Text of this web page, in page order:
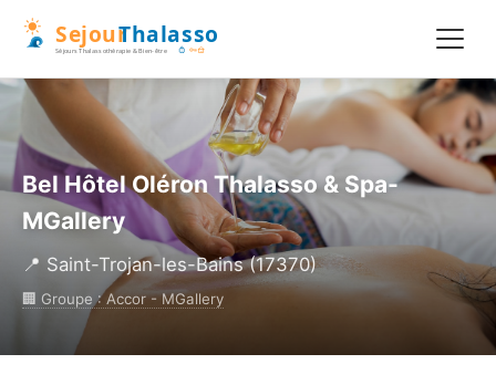
Bel Hôtel Oléron Thalasso & Spa-
MGallery
📍 Saint-Trojan-les-Bains (17370)
🏢 Groupe : Accor - MGallery